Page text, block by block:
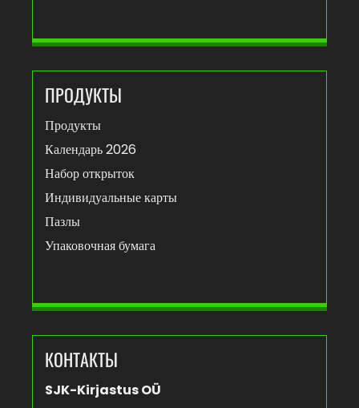
ПРОДУКТЫ
Продукты
Календарь 2026
Набор открыток
Индивидуальные карты
Пазлы
Упаковочная бумага
КОНТАКТЫ
SJK-Kirjastus OÜ